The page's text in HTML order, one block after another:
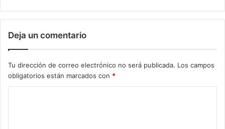
Deja un comentario
Tu dirección de correo electrónico no será publicada. Los campos
obligatorios están marcados con *